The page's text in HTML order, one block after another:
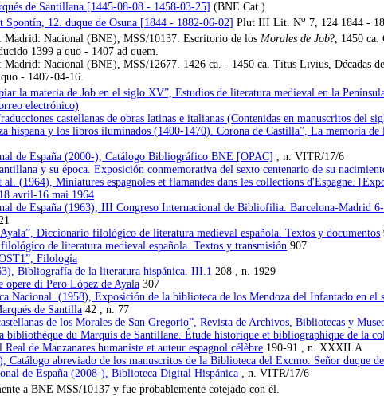
de Santillana [1445-08-08 - 1458-03-25] (BNE Cat.)
12. duque de Osuna [1844 - 1882-06-02] Plut III Lit. No 7, 124 1844 -
Madrid: Nacional (BNE), MSS/10137. Escritorio de los Morales de Job?, 1450 ca.
1399 a quo - 1407 ad quem.
Madrid: Nacional (BNE), MSS/12677. 1426 ca. - 1450 ca. Titus Livius, Décadas
- 1407-04-16.
la materia de Job en el siglo XV”, Estudios de literatura medieval en la
electrónico)
castellanas de obras latinas e italianas (Contenidas en manuscritos del
hispana y los libros iluminados (1400-1470). Corona de Castilla”, La memoria
de España (2000-), Catálogo Bibliográfico BNE [OPAC] , n. VITR/17/6
y su época. Exposición conmemorativa del sexto centenario de su
(1964), Miniatures espagnoles et flamandes dans les collections d'Espagne.
avril-16 mai 1964
de España (1963), III Congreso Internacional de Bibliofilia. Barcelona-Madrid
Diccionario filológico de literatura medieval española. Textos y documentos
de literatura medieval española. Textos y transmisión 907
Filología
Bibliografía de la literatura hispánica. III.1 208 , n. 1929
di Pero López de Ayala 307
Nacional. (1958), Exposición de la biblioteca de los Mendoza del Infantado en
de Santilla 42 , n. 77
de los Morales de San Gregorio”, Revista de Archivos, Bibliotecas y
bibliothèque du Marquis de Santillane. Étude historique et bibliographique de la
de Manzanares humaniste et auteur espagnol célèbre 190-91 , n. XXXII.A
Catálogo abreviado de los manuscritos de la Biblioteca del Excmo. Señor duque
de España (2008-), Biblioteca Digital Hispánica , n. VITR/17/6
a BNE MSS/10137 y fue probablemente cotejado con él.